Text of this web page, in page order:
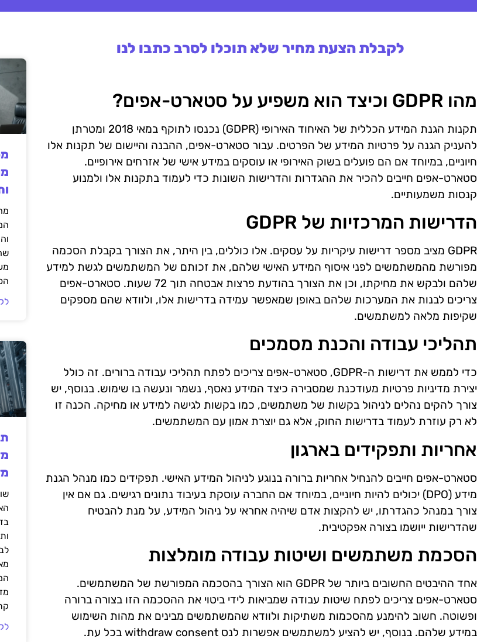
לקבלת הצעת מחיר שלא תוכלו לסרב כתבו לנו
מהו GDPR וכיצד הוא משפיע על סטארט-אפים?
תקנות הגנת המידע הכללית של האיחוד האירופי (GDPR) נכנסו לתוקף במאי 2018 ומטרתן
להעניק הגנה על פרטיות המידע של הפרטים. עבור סטארט-אפים, ההבנה והיישום של תקנות אלו
חיוניים, במיוחד אם הם פועלים בשוק האירופי או עוסקים במידע אישי של אזרחים אירופיים.
סטארט-אפים חייבים להכיר את ההגדרות והדרישות השונות כדי לעמוד בתקנות אלו ולמנוע
קנסות משמעותיים.
הדרישות המרכזיות של GDPR
GDPR מציב מספר דרישות עיקריות על עסקים. אלו כוללים, בין היתר, את הצורך בקבלת הסכמה
מפורשת מהמשתמשים לפני איסוף המידע האישי שלהם, את זכותם של המשתמשים לגשת למידע
שלהם ולבקש את מחיקתו, וכן את הצורך בהודעת פרצות אבטחה תוך 72 שעות. סטארט-אפים
צריכים לבנות את המערכות שלהם באופן שמאפשר עמידה בדרישות אלו, ולוודא שהם מספקים
שקיפות מלאה למשתמשים.
תהליכי עבודה והכנת מסמכים
כדי לממש את דרישות ה-GDPR, סטארט-אפים צריכים לפתח תהליכי עבודה ברורים. זה כולל
יצירת מדיניות פרטיות מעודכנת שמסבירה כיצד המידע נאסף, נשמר ונעשה בו שימוש. בנוסף, יש
צורך להקים נהלים לניהול בקשות של משתמשים, כמו בקשות לגישה למידע או מחיקה. הכנה זו
לא רק עוזרת לעמוד בדרישות החוק, אלא גם יוצרת אמון עם המשתמשים.
אחריות ותפקידים בארגון
סטארט-אפים חייבים להנחיל אחריות ברורה בנוגע לניהול המידע האישי. תפקידים כמו מנהל הגנת
מידע (DPO) יכולים להיות חיוניים, במיוחד אם החברה עוסקת בעיבוד נתונים רגישים. גם אם אין
צורך במנהל כהגדרתו, יש להקצות אדם שיהיה אחראי על ניהול המידע, על מנת להבטיח
שהדרישות ייושמו בצורה אפקטיבית.
הסכמת משתמשים ושיטות עבודה מומלצות
אחד ההיבטים החשובים ביותר של GDPR הוא הצורך בהסכמה המפורשת של המשתמשים.
סטארט-אפים צריכים לפתח שיטות עבודה שמביאות לידי ביטוי את ההסכמה הזו בצורה ברורה
ופשוטה. חשוב להימנע מהסכמות משתיקות ולוודא שהמשתמשים מבינים את מהות השימוש
במידע שלהם. בנוסף, יש להציע למשתמשים אפשרות לנס withdraw consent בכל עת.